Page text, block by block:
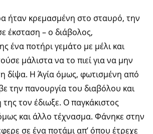
ήταν κρεμασμένη στο σταυρό, την
έκσταση – ο διάβολος,
ένα ποτήρι γεμάτο με μέλι και
μάλιστα να το πιεί για να μην
δίψα. Η Άγία όμως, φωτισμένη από
την πανουργία του διαβόλου και
τον έδιωξε. Ο παγκάκιστος
και άλλο τέχνασμα. Φάνηκε στην
σε ένα ποτάμι απ’ όπου έτρεχε